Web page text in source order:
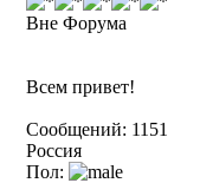
Вне Форума
Всем привет!
Сообщений: 1151
Россия
Пол: